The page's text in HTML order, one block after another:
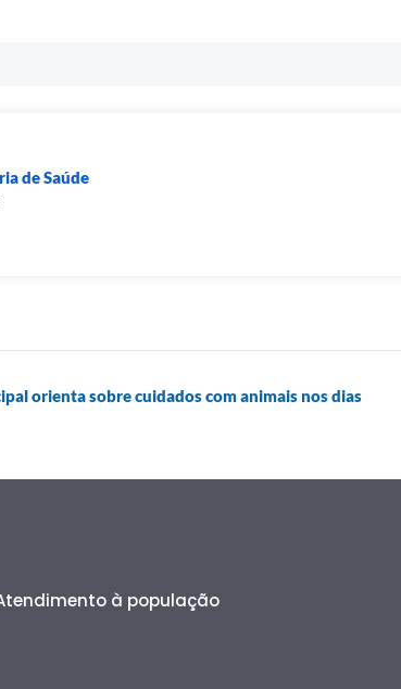
de Saúde
orienta sobre cuidados com animais nos dias
à população